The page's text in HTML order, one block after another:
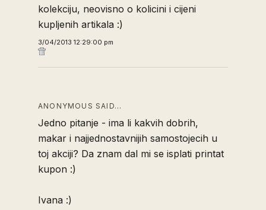
kolekciju, neovisno o kolicini i cijeni
kupljenih artikala :)
3/04/2013 12:29:00 pm
ANONYMOUS SAID…
Jedno pitanje - ima li kakvih dobrih,
makar i najjednostavnijih samostojecih u
toj akciji? Da znam dal mi se isplati printat
kupon :)
Ivana :)